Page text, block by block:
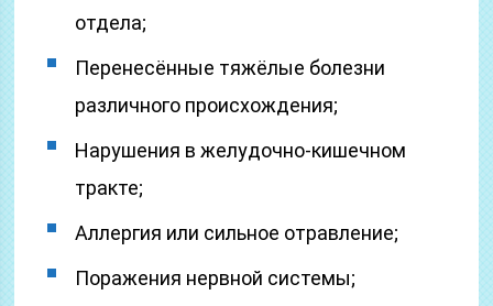
отдела;
Перенесённые тяжёлые болезни
различного происхождения;
Нарушения в желудочно-кишечном
тракте;
Аллергия или сильное отравление;
Поражения нервной системы;